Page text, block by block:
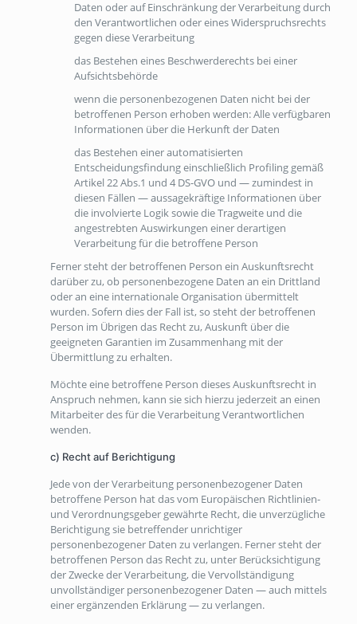
Daten oder auf Einschränkung der Verarbeitung durch
den Verantwortlichen oder eines Widerspruchsrechts
gegen diese Verarbeitung
das Bestehen eines Beschwerderechts bei einer
Aufsichtsbehörde
wenn die personenbezogenen Daten nicht bei der
betroffenen Person erhoben werden: Alle verfügbaren
Informationen über die Herkunft der Daten
das Bestehen einer automatisierten
Entscheidungsfindung einschließlich Profiling gemäß
Artikel 22 Abs.1 und 4 DS-GVO und — zumindest in
diesen Fällen — aussagekräftige Informationen über
die involvierte Logik sowie die Tragweite und die
angestrebten Auswirkungen einer derartigen
Verarbeitung für die betroffene Person
Ferner steht der betroffenen Person ein Auskunftsrecht
darüber zu, ob personenbezogene Daten an ein Drittland
oder an eine internationale Organisation übermittelt
wurden. Sofern dies der Fall ist, so steht der betroffenen
Person im Übrigen das Recht zu, Auskunft über die
geeigneten Garantien im Zusammenhang mit der
Übermittlung zu erhalten.
Möchte eine betroffene Person dieses Auskunftsrecht in
Anspruch nehmen, kann sie sich hierzu jederzeit an einen
Mitarbeiter des für die Verarbeitung Verantwortlichen
wenden.
c) Recht auf Berichtigung
Jede von der Verarbeitung personenbezogener Daten
betroffene Person hat das vom Europäischen Richtlinien-
und Verordnungsgeber gewährte Recht, die unverzügliche
Berichtigung sie betreffender unrichtiger
personenbezogener Daten zu verlangen. Ferner steht der
betroffenen Person das Recht zu, unter Berücksichtigung
der Zwecke der Verarbeitung, die Vervollständigung
unvollständiger personenbezogener Daten — auch mittels
einer ergänzenden Erklärung — zu verlangen.